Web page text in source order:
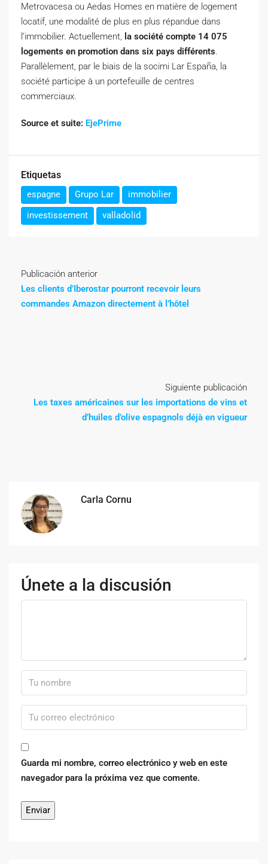
Metrovacesa ou Aedas Homes en matière de logement
locatif, une modalité de plus en plus répandue dans
l’immobilier. Actuellement,
la société compte 14 075
logements en promotion dans six pays différents
Parallèlement, par le biais de la socimi Lar España, la
société participe à un portefeuille de centres
commerciaux.
Source et suite: EjePrime
Etiquetas
espagne Grupo Lar
immobilier
investissement
valladolid
Publicación anterior
Les clients d’Iberostar pourront recevoir leurs
commandes Amazon directement à l’hôtel
Siguiente publicación
Les taxes américaines sur les importations de vins et
d’huiles d’olive espagnols déjà en vigueur
Carla Cornu
Únete a la discusión
Guarda mi nombre, correo electrónico y web en este
navegador para la próxima vez que comente.